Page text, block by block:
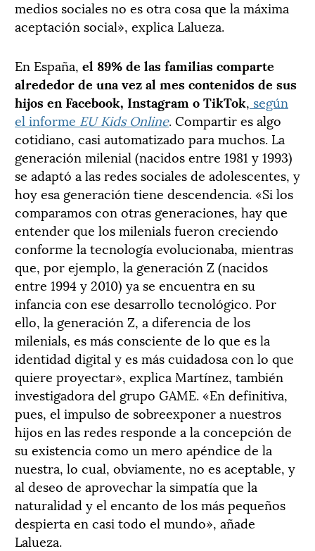
medios sociales no es otra cosa que la máxima
aceptación social», explica Lalueza.
En España, el 89% de las familias comparte
alrededor de una vez al mes contenidos de sus
hijos en Facebook, Instagram o TikTok, según
el informe EU Kids Online. Compartir es algo
cotidiano, casi automatizado para muchos. La
generación milenial (nacidos entre 1981 y 1993)
se adaptó a las redes sociales de adolescentes, y
hoy esa generación tiene descendencia. «Si los
comparamos con otras generaciones, hay que
entender que los milenials fueron creciendo
conforme la tecnología evolucionaba, mientras
que, por ejemplo, la generación Z (nacidos
entre 1994 y 2010) ya se encuentra en su
infancia con ese desarrollo tecnológico. Por
ello, la generación Z, a diferencia de los
milenials, es más consciente de lo que es la
identidad digital y es más cuidadosa con lo que
quiere proyectar», explica Martínez, también
investigadora del grupo GAME. «En definitiva,
pues, el impulso de sobreexponer a nuestros
hijos en las redes responde a la concepción de
su existencia como un mero apéndice de la
nuestra, lo cual, obviamente, no es aceptable, y
al deseo de aprovechar la simpatía que la
naturalidad y el encanto de los más pequeños
despierta en casi todo el mundo», añade
Lalueza.